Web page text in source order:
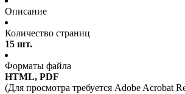
Описание
Количество страниц
15 шт.
Форматы файла
HTML, PDF
(Для просмотра требуется Adobe Acrobat